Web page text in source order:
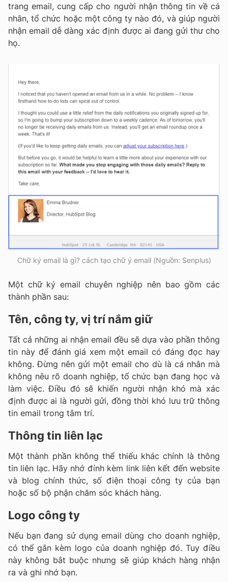
trang email, cung cấp cho người nhận thông tin về cá
nhân, tổ chức hoặc một công ty nào đó, và giúp người
nhận email dễ dàng xác định được ai đang gửi thư cho
họ.
Chữ ký email là gì? cách tạo chữ ý email (Nguồn: Senplus)
Một chữ ký email chuyên nghiệp nên bao gồm các
thành phần sau:
Tên, công ty, vị trí nắm giữ
Tất cả những ai nhận email đều sẽ dựa vào phần thông
tin này để đánh giá xem một email có đáng đọc hay
không. Đừng nên gửi một email cho dù là cá nhân mà
không nêu rõ doanh nghiệp, tổ chức bạn đang học và
làm việc. Điều đó sẽ khiến người nhận khó mà xác
định được ai là người gửi, đồng thời khó lưu trữ thông
tin email trong tâm trí.
Thông tin liên lạc
Một thành phần không thể thiếu khác chính là thông
tin liên lạc. Hãy nhớ đính kèm link liên kết đến website
và blog chính thức, số điện thoại công ty của bạn
hoặc số bộ phận chăm sóc khách hàng.
Logo công ty
Nếu bạn đang sử dụng email dùng cho doanh nghiệp,
có thể gắn kèm logo của doanh nghiệp đó. Tuy điều
này không bắt buộc nhưng sẽ giúp khách hàng nhận
ra và ghi nhớ bạn.